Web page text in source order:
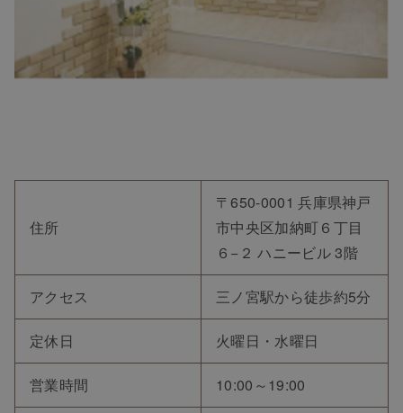
住所
〒650-0001 兵庫県神戸
市中央区加納町６丁目
６−２ ハニービル 3階
アクセス 三ノ宮駅から徒歩約5分
定休日 火曜日・水曜日
営業時間 10:00～19:00